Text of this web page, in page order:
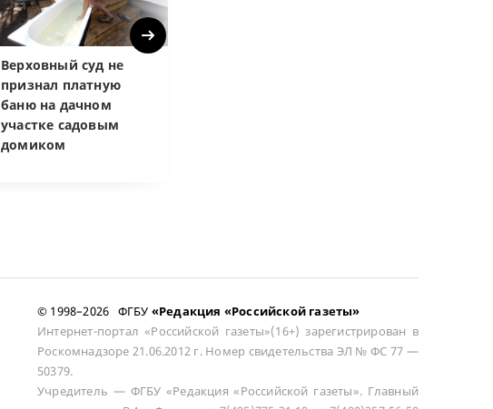
Верховный суд не
признал платную
баню на дачном
участке садовым
домиком
Next
© 1998–2026 ФГБУ «Редакция «Российской газеты»
Интернет-портал «Российской газеты»(16+) зарегистрирован в
Роскомнадзоре 21.06.2012 г. Номер свидетельства ЭЛ № ФС 77 —
50379.
Учредитель — ФГБУ «Редакция «Российской газеты». Главный